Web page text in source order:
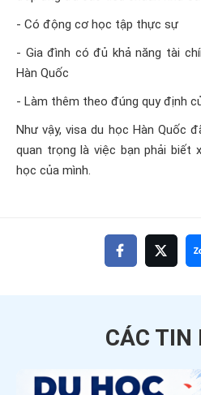
- Có động cơ học tập thực sự
- Gia đình có đủ khả năng tài
Hàn Quốc
- Làm thêm theo đúng quy định
Như vậy, visa du học Hàn Quốc
quan trọng là việc bạn phải biết
học của mình.
CÁC TIN